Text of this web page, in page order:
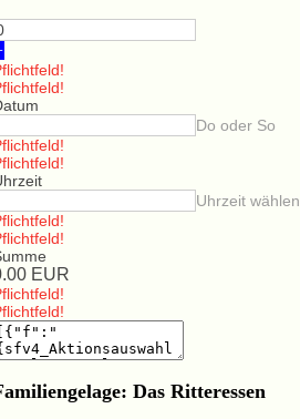
Do oder So
Uhrzeit wählen
EUR
Das Ritteressen